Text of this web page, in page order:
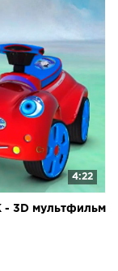
4:22
3D мультфильм